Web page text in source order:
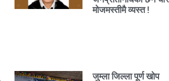
मोजमस्तीमै व्यस्त !
जुम्ला जिल्ला पूर्ण खोप